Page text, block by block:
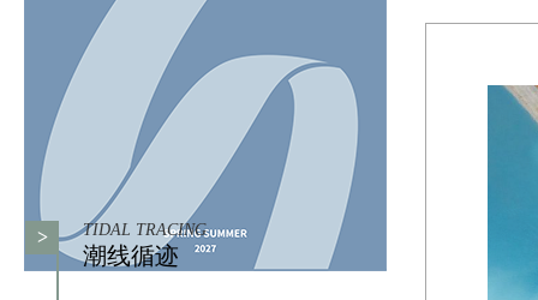
> TIDAL TRACING
潮线循迹